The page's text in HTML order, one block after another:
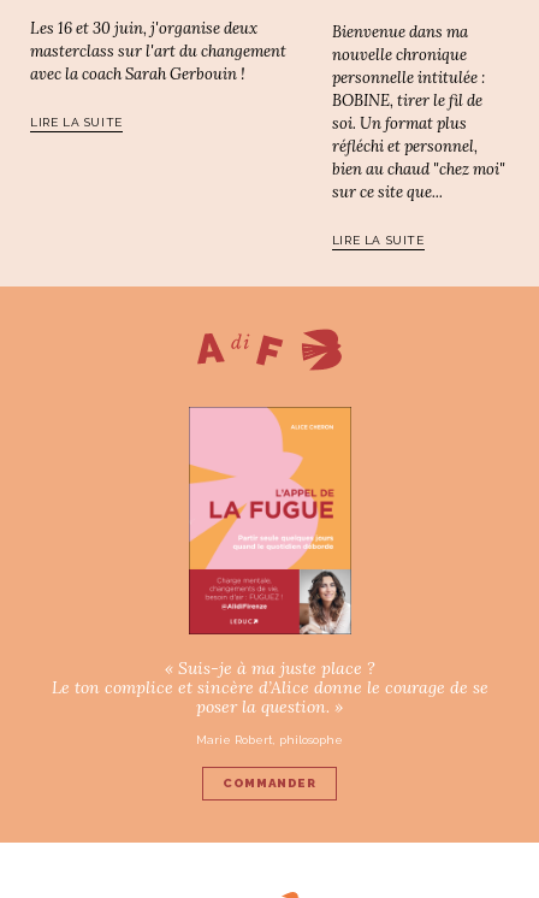
Les 16 et 30 juin, j'organise deux
masterclass sur l'art du changement
avec la coach Sarah Gerbouin !
LIRE LA SUITE
Bienvenue dans ma
nouvelle chronique
personnelle intitulée :
BOBINE, tirer le fil de
soi. Un format plus
réfléchi et personnel,
bien au chaud "chez moi"
sur ce site que...
LIRE LA SUITE
« Suis-je à ma juste place ?
Le ton complice et sincère d’Alice donne le courage de se
poser la question. »
Marie Robert, philosophe
COMMANDER